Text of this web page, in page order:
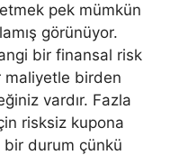
pek mümkün
görünüyor.
bir finansal risk
maliyetle birden
vardır. Fazla
risksiz kupona
durum çünkü